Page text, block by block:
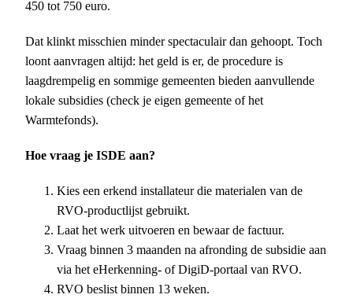
450 tot 750 euro.
Dat klinkt misschien minder spectaculair dan gehoopt. Toch
loont aanvragen altijd: het geld is er, de procedure is
laagdrempelig en sommige gemeenten bieden aanvullende
lokale subsidies (check je eigen gemeente of het
Warmtefonds).
Hoe vraag je ISDE aan?
Kies een erkend installateur die materialen van de
RVO-productlijst gebruikt.
Laat het werk uitvoeren en bewaar de factuur.
Vraag binnen 3 maanden na afronding de subsidie aan
via het eHerkenning- of DigiD-portaal van RVO.
RVO beslist binnen 13 weken.